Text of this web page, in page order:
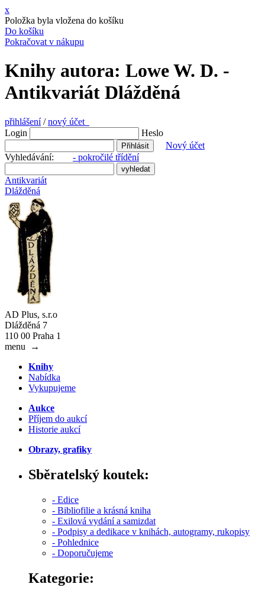
x
Položka byla vložena do košíku
Do košíku
Pokračovat v nákupu
Knihy autora: Lowe W. D. -
Antikvariát Dlážděná
přihlášení/nový účet
Login
Heslo
Nový účet
Vyhledávání: - pokročilé třídění
Antikvariát
Dlážděná
AD Plus, s.r.o
Dlážděná 7
110 00 Praha 1
menu
→
Knihy
Nabídka
Vykupujeme
Aukce
Příjem do aukcí
Historie aukcí
Obrazy, grafiky
Sběratelský koutek:
- Edice
- Bibliofilie a krásná kniha
- Exilová vydání a samizdat
- Podpisy a dedikace v knihách, autogramy, rukopisy
- Pohlednice
- Doporučujeme
Kategorie: